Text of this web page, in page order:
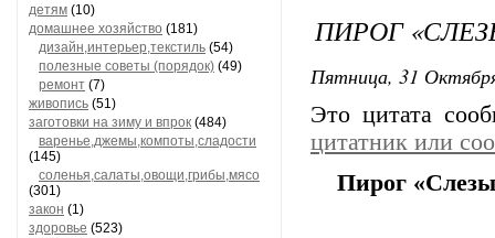
детям (10)
домашнее хозяйство (181)
дизайн,интерьер,текстиль (54)
полезные советы (порядок) (49)
ремонт (7)
живопись (51)
заготовки на зиму и впрок (484)
варенье,джемы,компоты,сладости
(145)
соленья,салаты,овощи,грибы,мясо
(301)
закон (1)
здоровье (523)
ПИРОГ
Пятница, 31
Это цитата
цитатник или
Пирог